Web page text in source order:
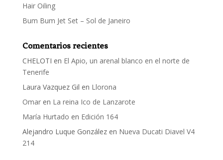
Hair Oiling
Bum Bum Jet Set – Sol de Janeiro
Comentarios recientes
CHELOTI en El Apio, un arenal blanco en el norte de
Tenerife
Laura Vazquez Gil en Llorona
Omaren La reina Ico de Lanzarote
María Hurtado en Edición 164
Alejandro Luque Gonzálezen Nueva Ducati Diavel V4
214